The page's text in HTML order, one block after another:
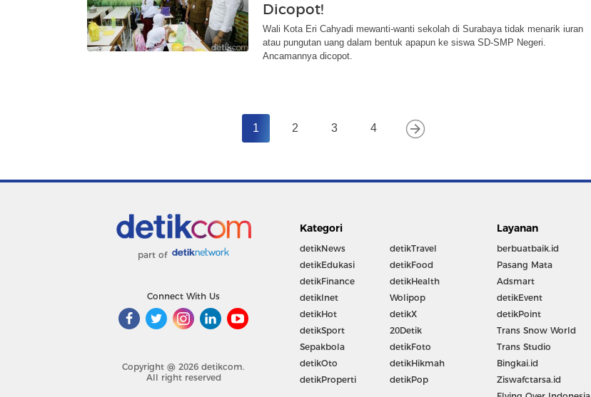
Dicopot!
Wali Kota Eri Cahyadi mewanti-wanti sekolah di Surabaya tidak menarik iuran
atau pungutan uang dalam bentuk apapun ke siswa SD-SMP Negeri.
Ancamannya dicopot.
1 2 3 4
part of
Connect With Us
Copyright @ 2026 detikcom.
All right reserved
Kategori
detikNews
detikEdukasi
detikFinance
detikInet
detikHot
detikSport
Sepakbola
detikOto
detikProperti
detikTravel
detikFood
detikHealth
Wolipop
detikX
20Detik
detikFoto
detikHikmah
detikPop
Layanan
berbuatbaik.id
Pasang Mata
Adsmart
detikEvent
detikPoint
Trans Snow World
Trans Studio
Bingkai.id
Ziswafctarsa.id